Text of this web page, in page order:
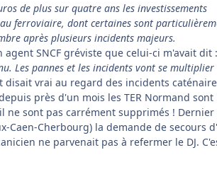
de plus sur quatre ans les investissements
ferroviaire, dont certaines sont
après plusieurs incidents majeurs.
agent SNCF gréviste que celui-ci m'avait dit
Les pannes et les incidents vont se multiplier
disait vrai au regard des incidents
près d'un mois les TER Normand sont
ne sont pas carrément supprimés ! Dernier
Caen-Cherbourg) la demande de secours
ne parvenait pas à refermer le DJ.